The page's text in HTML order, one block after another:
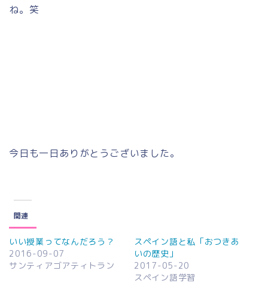
ね。笑
今日も一日ありがとうございました。
関連
いい授業ってなんだろう？
2016-09-07
サンティアゴアティトラン
スペイン語と私「おつきあ
いの歴史」
2017-05-20
スペイン語学習